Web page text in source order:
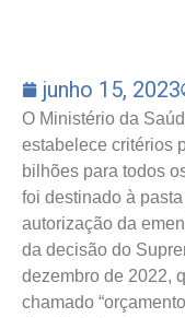
junho 15, 2023
O Ministério da
estabelece critérios
bilhões para todos
foi destinado à
autorização da
da decisão do
dezembro de 2022,
chamado